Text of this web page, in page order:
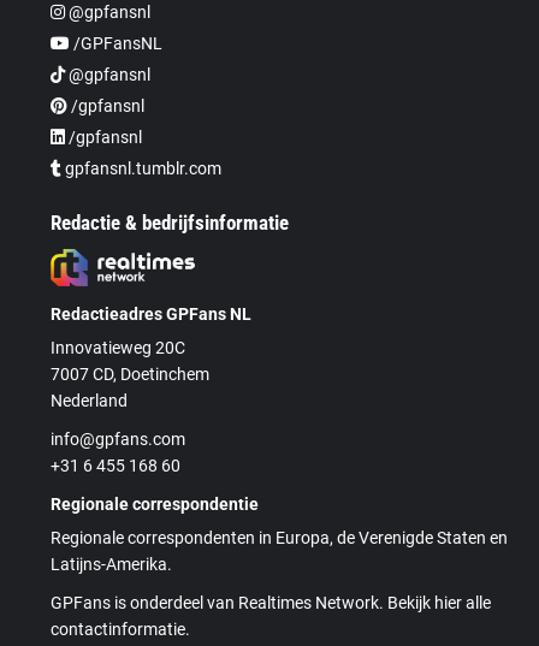
@gpfansnl
/GPFansNL
@gpfansnl
/gpfansnl
/gpfansnl
gpfansnl.tumblr.com
Redactie & bedrijfsinformatie
Redactieadres GPFans NL
Innovatieweg 20C
7007 CD, Doetinchem
Nederland
info@gpfans.com
+31 6 455 168 60
Regionale correspondentie
Regionale correspondenten in Europa, de Verenigde Staten en
Latijns-Amerika.
GPFans is onderdeel van Realtimes Network. Bekijk hier alle
contactinformatie.